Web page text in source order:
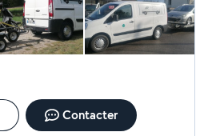
Contacter